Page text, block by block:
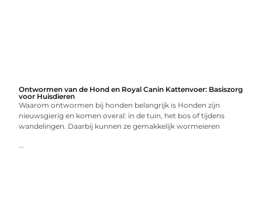
Ontwormen van de Hond en Royal Canin Kattenvoer: Basiszorg
voor Huisdieren
Waarom ontwormen bij honden belangrijk is Honden zijn
nieuwsgierig en komen overal: in de tuin, het bos of tijdens
wandelingen. Daarbij kunnen ze gemakkelijk wormeieren
...